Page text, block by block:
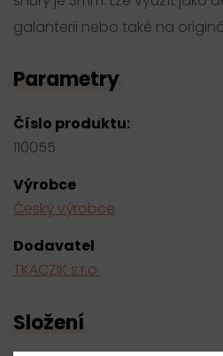
galanterii nebo také na
Parametry
Číslo produktu:
110055
Výrobce
Český výrobce
Dodavatel
TKACZIK s.r.o.
Složení